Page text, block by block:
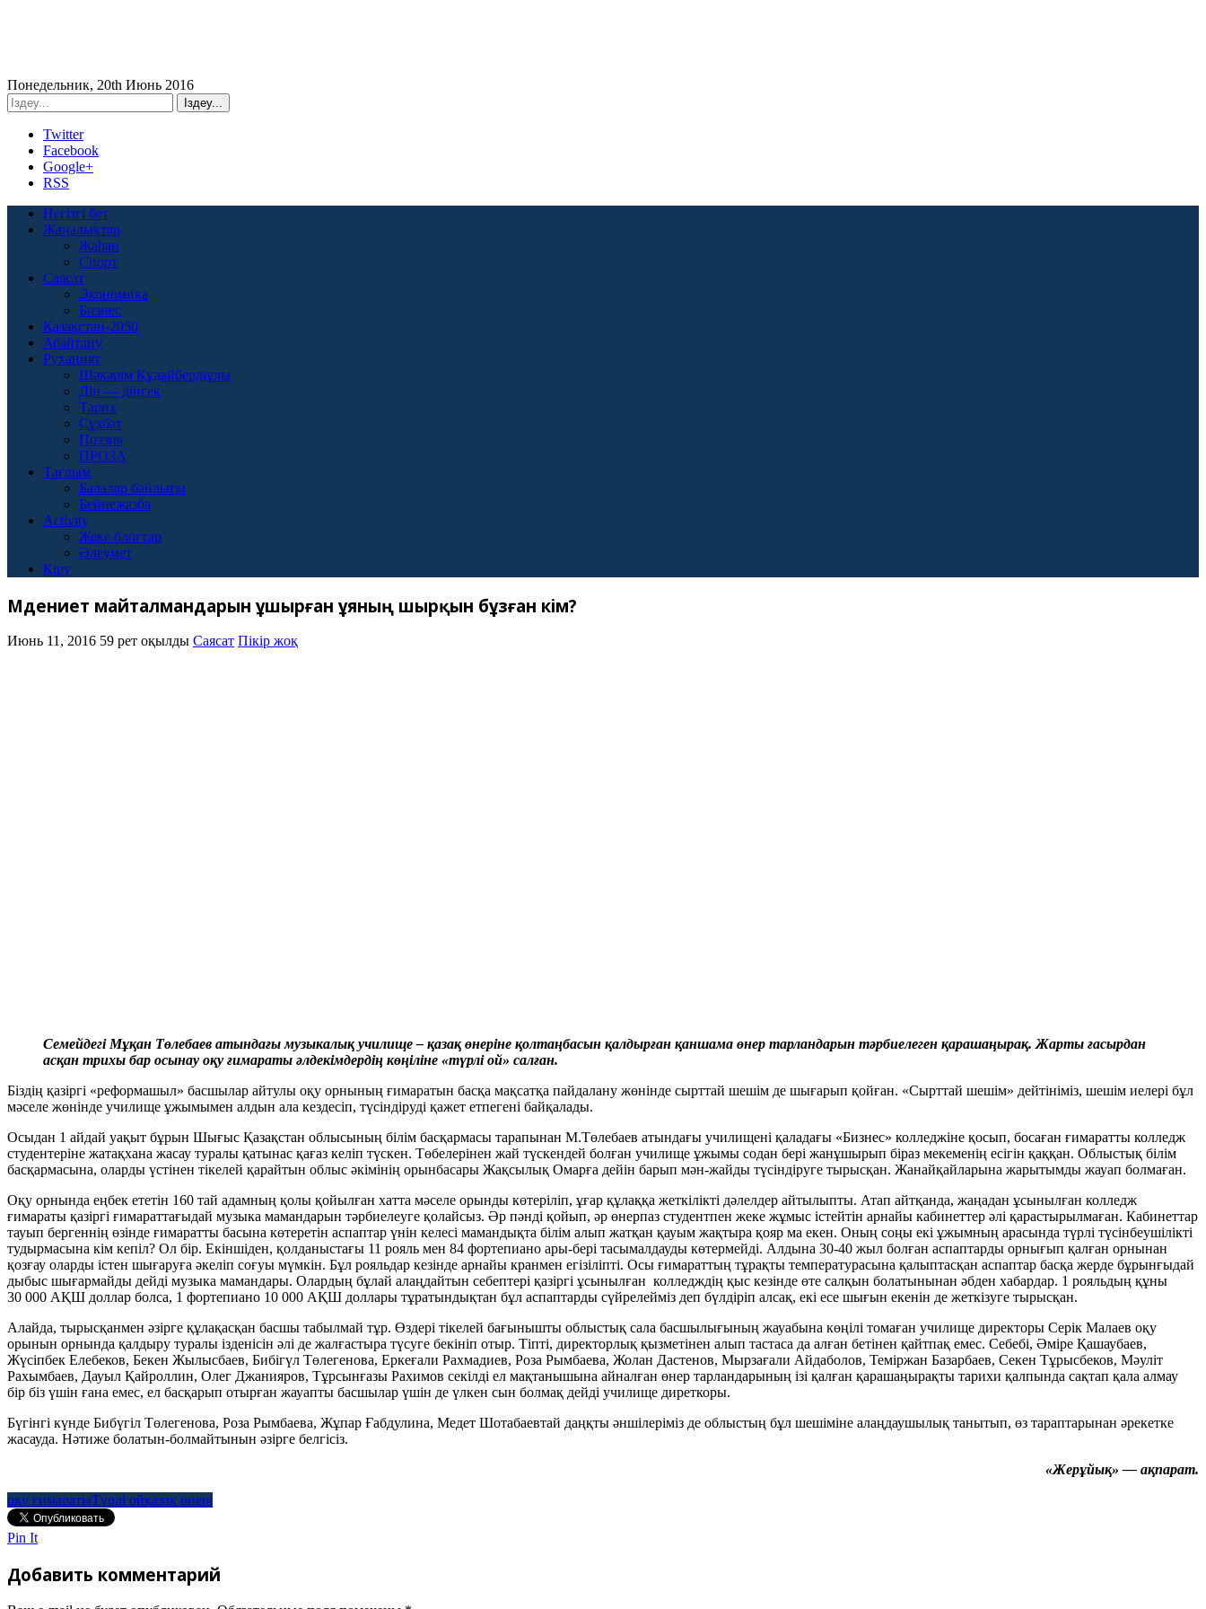
Понедельник, 20th Июнь 2016
Twitter
Facebook
Google+
RSS
Негізгі бет
Жаңалықтар
Жаһан
Спорт
Саясат
Экономика
Бизнес
Қазақстан-2050
Абайтану
Руханият
Шәкәрім Құдайбердіұлы
Дін — діңгек
Тарих
Сұхбат
Поэзия
ПРОЗА
Тағлым
Балалар байлығы
Бейнежазба
Activity
Жеке блогтар
Әлеумет
Кіру
Мәдениет майталмандарын ұшырған ұяның шырқын бұзған кім?
Июнь 11, 2016 59 рет оқылды Саясат Пікір жоқ
Семейдегі Мұқан Төлебаев атындағы музыкалық училище – қазақ өнеріне қолтаңбасын қалдырған қаншама өнер тарландарын тәрбиелеген қарашаңырақ. Жарты ғасырдан
асқан трихы бар осынау оқу ғимараты әлдекімдердің көңіліне «түрлі ой» салған.
Біздің қазіргі «реформашыл» басшылар айтулы оқу орнының ғимаратын басқа мақсатқа пайдалану жөнінде сырттай шешім де шығарып қойған. «Сырттай шешім» дейтініміз, шешім иелері бұл
мәселе жөнінде училище ұжымымен алдын ала кездесіп, түсіндіруді қажет етпегені байқалады.
Осыдан 1 айдай уақыт бұрын Шығыс Қазақстан облысының білім басқармасы тарапынан М.Төлебаев атындағы училищені қаладағы «Бизнес» колледжіне қосып, босаған ғимаратты колледж
студентеріне жатақхана жасау туралы қатынас қағаз келіп түскен. Төбелерінен жай түскендей болған училище ұжымы содан бері жанұшырып біраз мекеменің есігін қаққан. Облыстық білім
басқармасына, оларды үстінен тікелей қарайтын облыс әкімінің орынбасары Жақсылық Омарға дейін барып мән-жайды түсіндіруге тырысқан. Жанайқайларына жарытымды жауап болмаған.
Оқу орнында еңбек ететін 160 тай адамның қолы қойылған хатта мәселе орынды көтеріліп, ұғар құлаққа жеткілікті дәлелдер айтылыпты. Атап айтқанда, жаңадан ұсынылған колледж
ғимараты қазіргі ғимараттағыдай музыка мамандарын тәрбиелеуге қолайсыз. Әр пәнді қойып, әр өнерпаз студентпен жеке жұмыс істейтін арнайы кабинеттер әлі қарастырылмаған. Кабинеттар
тауып бергеннің өзінде ғимаратты басына көтеретін аспаптар үнін келесі мамандықта білім алып жатқан қауым жақтыра қояр ма екен. Оның соңы екі ұжымның арасында түрлі түсінбеушілікті
тудырмасына кім кепіл? Ол бір. Екіншіден, қолданыстағы 11 рояль мен 84 фортепиано ары-бері тасымалдауды көтермейді. Алдына 30-40 жыл болған аспаптарды орнығып қалған орнынан
қозғау оларды істен шығаруға әкеліп соғуы мүмкін. Бұл рояльдар кезінде арнайы кранмен егізіліпті. Осы ғимараттың тұрақты температурасына қалыптасқан аспаптар басқа жерде бұрынғыдай
дыбыс шығармайды дейді музыка мамандары. Олардың бұлай алаңдайтын себептері қазіргі ұсынылған колледждің қыс кезінде өте салқын болатынынан әбден хабардар. 1 рояльдың құны
30 000 АҚШ доллар болса, 1 фортепиано 10 000 АҚШ доллары тұратындықтан бұл аспаптарды сүйрелейміз деп бүлдіріп алсақ, екі есе шығын екенін де жеткізуге тырысқан.
Алайда, тырысқанмен әзірге құлақасқан басшы табылмай тұр. Өздері тікелей бағынышты облыстық сала басшылығының жауабына көңілі томаған училище директоры Серік Малаев оқу
орынын орнында қалдыру туралы ізденісін әлі де жалғастыра түсуге бекініп отыр. Тіпті, директорлық қызметінен алып тастаса да алған бетінен қайтпақ емес. Себебі, Әмiре Қашаубаев,
Жүсiпбек Елебеков, Бекен Жылысбаев, Бибiгүл Төлегенова, Еркеғали Рахмадиев, Роза Рымбаева, Жолан Дастенов, Мырзағали Айдаболов, Темiржан Базарбаев, Секен Тұрысбеков, Мәулiт
Рахымбаев, Дауыл Қайроллин, Олег Джанияров, Тұрсынғазы Рахимов секiлдi ел мақтанышына айналған өнер тарландарының ізі қалған қарашаңырақты тарихи қалпында сақтап қала алмау
бір біз үшін ғана емес, ел басқарып отырған жауапты басшылар үшін де үлкен сын болмақ дейді училище диреткоры.
Бүгінгі күнде Бибүгіл Төлегенова, Роза Рымбаева, Жұпар Ғабдулина, Медет Шотабаевтай даңқты әншілеріміз де облыстың бұл шешіміне алаңдаушылық танытып, өз тараптарынан әрекетке
жасауда. Нәтиже болатын-болмайтынын әзірге белгісіз.
«Жерұйық» — ақпарат.
оқу ғимаратыТүрлі ойқазақ өнері
Pin It
Добавить комментарий